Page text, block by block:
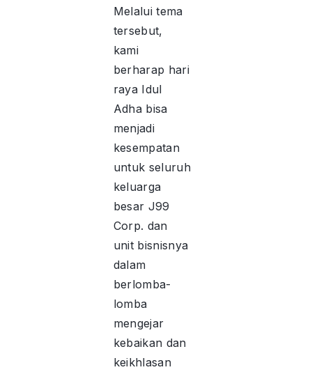
Melalui tema
tersebut,
kami
berharap hari
raya Idul
Adha bisa
menjadi
kesempatan
untuk seluruh
keluarga
besar J99
Corp. dan
unit bisnisnya
dalam
berlomba-
lomba
mengejar
kebaikan dan
keikhlasan